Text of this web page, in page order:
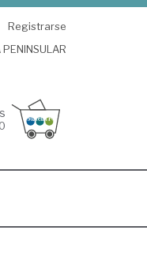
Registrarse
PENINSULAR
0